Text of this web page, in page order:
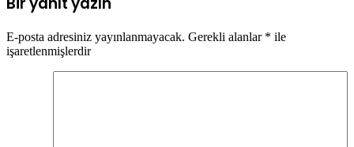
E-posta adresiniz yayınlanmayacak. Gerekli alanlar * ile
işaretlenmişlerdir